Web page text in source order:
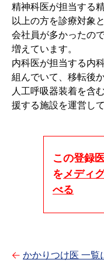
精神科医が担当する
以上の方を診療対象
会社員が多かったの
増えています。
内科医が担当する内
組んでいて、移転後
人工呼吸器装着を含
援する施設を運営して
この登録
をメディ
べる
かかりつけ医 一覧